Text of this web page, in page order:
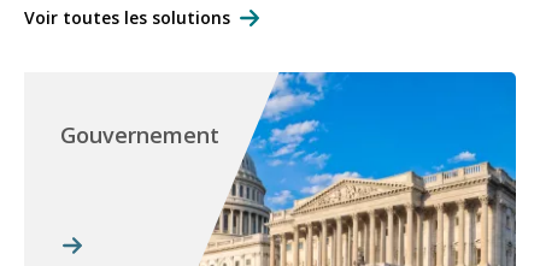
Voir toutes les solutions
Gouvernement